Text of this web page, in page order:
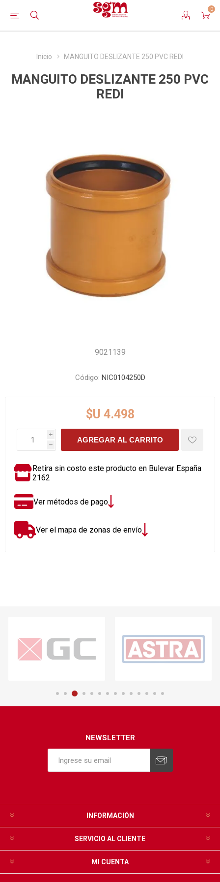
0
Inicio MANGUITO DESLIZANTE 250 PVC REDI
MANGUITO DESLIZANTE 250 PVC
REDI
9021139
Código: NIC0104250D
$U 4.498
i
h
AGREGAR AL CARRITO
Retira sin costo este producto en Bulevar España
2162
Ver métodos de pago
Ver el mapa de zonas de envío
NEWSLETTER
INFORMACIÓN
SERVICIO AL CLIENTE
MI CUENTA